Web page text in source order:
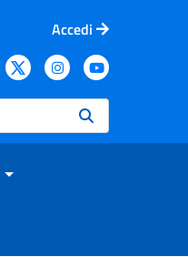
Accedi